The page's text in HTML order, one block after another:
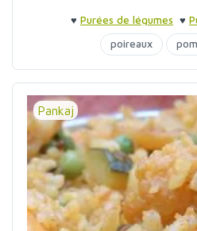
♥ Purées de légumes ♥
poireaux
Pankaj